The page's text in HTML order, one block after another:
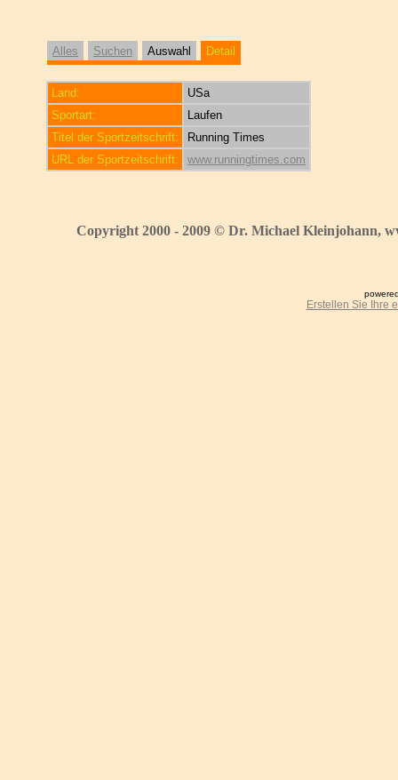
Alles Suchen Auswahl Detail
Land:
USa
Sportart:
Laufen
Titel der Sportzeitschrift:
Running Times
URL der Sportzeitschrift:
www.runningtimes.com
Copyright 2000 - 2009 © Dr. Michael Kleinjohann,
Erstellen Sie Ihre